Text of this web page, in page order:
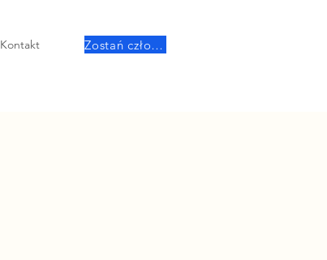
Kontakt Zostań członkiem